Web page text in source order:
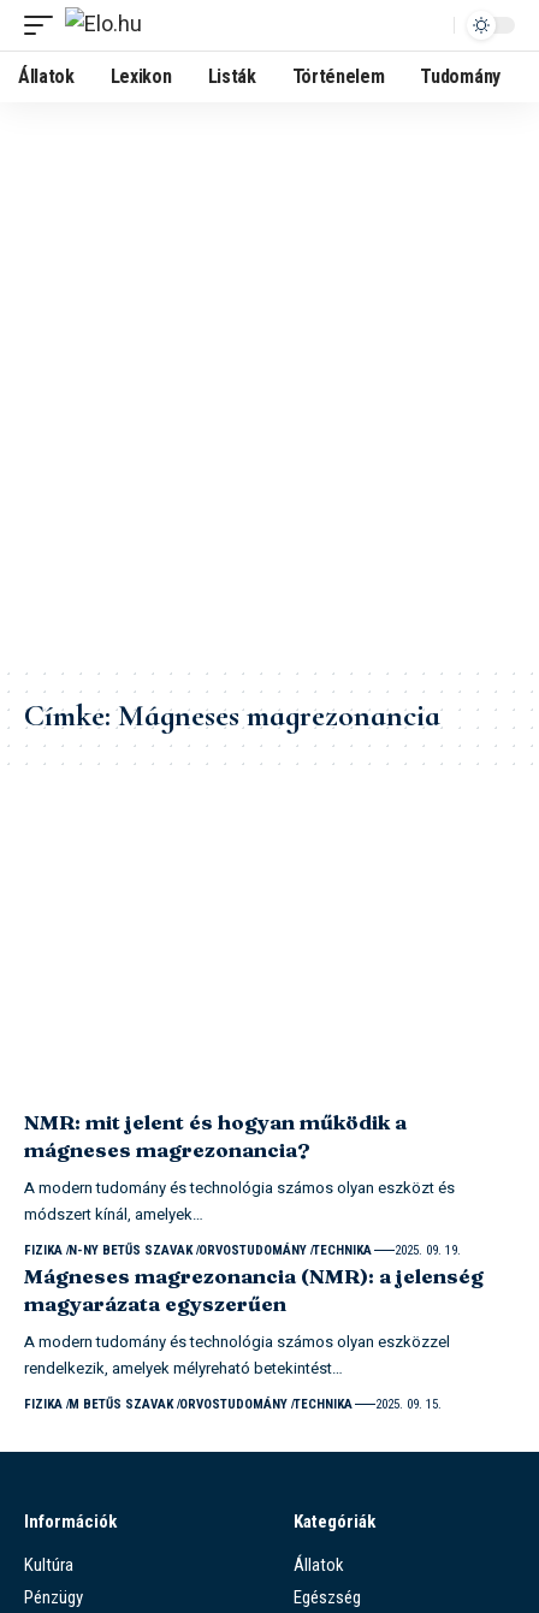
Állatok Lexikon Listák Történelem Tudomány
Címke:Mágneses magrezonancia
NMR: mit jelent és hogyan működik a
mágneses magrezonancia?
A modern tudomány és technológia számos olyan eszközt és
módszert kínál, amelyek…
FIZIKA N-NY BETŰS SZAVAK ORVOSTUDOMÁNY TECHNIKA 2025. 09. 19.
Mágneses magrezonancia (NMR): a jelenség
magyarázata egyszerűen
A modern tudomány és technológia számos olyan eszközzel
rendelkezik, amelyek mélyreható betekintést…
FIZIKA M BETŰS SZAVAK ORVOSTUDOMÁNY TECHNIKA 2025. 09. 15.
Információk
Kultúra
Pénzügy
Kategóriák
Állatok
Egészség